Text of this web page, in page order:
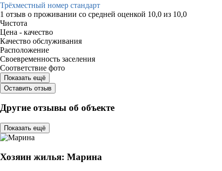
Трёхместный номер стандарт
1 отзыв о проживании со средней оценкой 10,0 из 10,0
Чистота
Цена - качество
Качество обслуживания
Расположение
Своевременность заселения
Соответствие фото
Показать ещё
Оставить отзыв
Другие отзывы об объекте
Показать ещё
Хозяин жилья: Марина